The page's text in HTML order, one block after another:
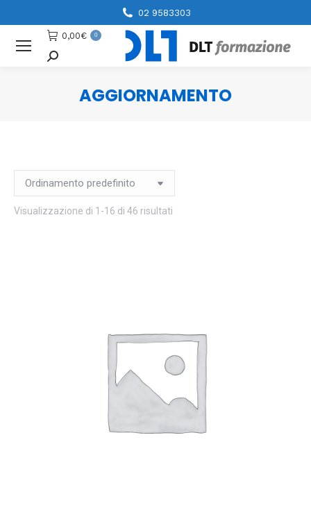
02 9583303
0,00€ 0
Cerca
AGGIORNAMENTO
Visualizzazione di 1-16 di 46 risultati